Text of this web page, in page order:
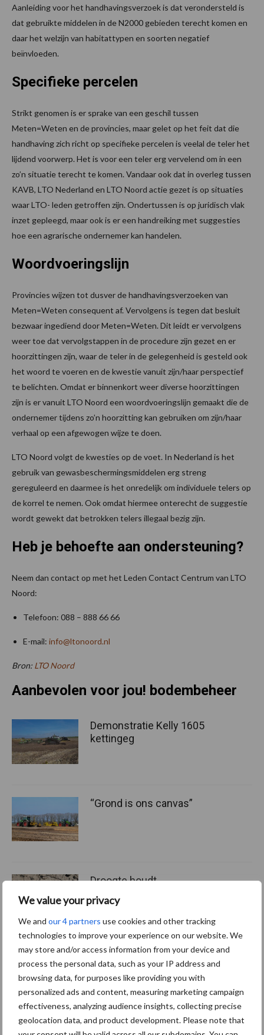
We value your privacy
We and our 4 partners use cookies and other tracking
technologies to improve your experience on our website. We
may store and/or access information from your device and
process the personal data, such as your IP address and
browsing data, for purposes like providing you with
personalized ads and content, measuring marketing campaign
effectiveness, analyzing audience insights, collecting precise
geolocation data, and product development. Please note that
Aanleiding voor het handhavingsverzoek is dat verondersteld is
dat gebruikte middelen in de N2000 gebieden terecht komen en
daar het welzijn van habitattypen en soorten negatief
beïnvloeden.
Specifieke percelen
Strikt genomen is er sprake van een geschil tussen
Meten=Weten en de provincies, maar gelet op het feit dat die
handhaving zich richt op specifieke percelen is veelal de teler het
lijdend voorwerp. Het is voor een teler erg vervelend om in een
zo’n situatie terecht te komen. Vandaar ook dat in overleg tussen
KAVB, LTO Nederland en LTO Noord actie gezet is op situaties
waar LTO- leden getroffen zijn. Ondertussen is op juridisch vlak
inzet gepleegd, maar ook is er een handreiking met suggesties
hoe een agrarische ondernemer kan handelen.
Woordvoeringslijn
Provincies wijzen tot dusver de handhavingsverzoeken van
Meten=Weten consequent af. Vervolgens is tegen dat besluit
bezwaar ingediend door Meten=Weten. Dit leidt er vervolgens
weer toe dat vervolgstappen in de procedure zijn gezet en er
hoorzittingen zijn, waar de teler in de gelegenheid is gesteld ook
het woord te voeren en de kwestie vanuit zijn/haar perspectief
te belichten. Omdat er binnenkort weer diverse hoorzittingen
zijn is er vanuit LTO Noord een woordvoeringslijn gemaakt die de
ondernemer tijdens zo’n hoorzitting kan gebruiken om zijn/haar
verhaal op een afgewogen wijze te doen.
LTO Noord volgt de kwesties op de voet. In Nederland is het
gebruik van gewasbeschermingsmiddelen erg streng
gereguleerd en daarmee is het onredelijk om individuele telers op
de korrel te nemen. Ook omdat hiermee onterecht de suggestie
wordt gewekt dat betrokken telers illegaal bezig zijn.
Heb je behoefte aan ondersteuning?
Neem dan contact op met het Leden Contact Centrum van LTO
Noord:
Telefoon: 088 – 888 66 66
E-mail: info@ltonoord.nl
Bron: LTO Noord
Aanbevolen voor jou! bodembeheer
Demonstratie Kelly 1605
kettingeg
“Grond is ons canvas”
Droogte houdt
waarschijnlijk aan tot
september: Europese
waterreserves blijven laag
Themapagina's
Machines Duurzaamheid